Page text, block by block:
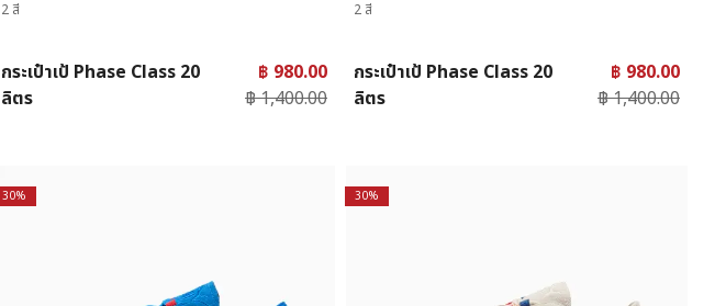
2 สี
กระเป๋าเป้ Phase Class 20
ลิตร
฿ 980.00
฿ 1,400.00
2 สี
กระเป๋าเป้ Phase Class 20
ลิตร
฿ 980.00
฿ 1,400.00
30% 30%